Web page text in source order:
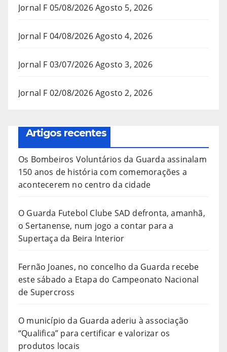
Jornal F 05/08/2026Agosto 5, 2026
Jornal F 04/08/2026Agosto 4, 2026
Jornal F 03/07/2026Agosto 3, 2026
Jornal F 02/08/2026Agosto 2, 2026
Artigos recentes
Os Bombeiros Voluntários da Guarda assinalam
150 anos de história com comemorações a
acontecerem no centro da cidade
O Guarda Futebol Clube SAD defronta, amanhã,
o Sertanense, num jogo a contar para a
Supertaça da Beira Interior
Fernão Joanes, no concelho da Guarda recebe
este sábado a Etapa do Campeonato Nacional
de Supercross
O município da Guarda aderiu à associação
“Qualifica” para certificar e valorizar os
produtos locais